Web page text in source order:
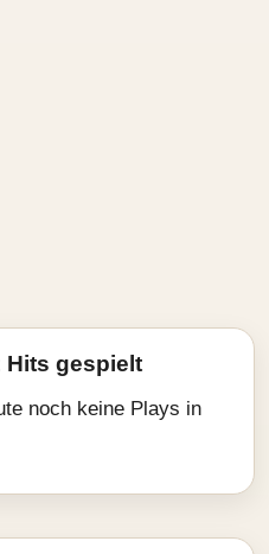
Hits gespielt
noch keine Plays in